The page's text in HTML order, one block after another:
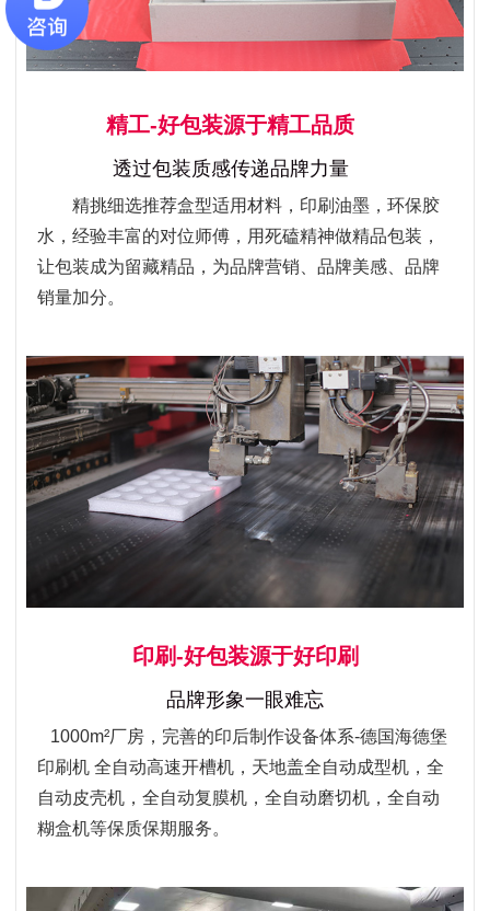
精工-好包装源于精工品质
透过包装质感传递品牌力量
精挑细选推荐盒型适用材料，印刷油墨，环保胶
水，经验丰富的对位师傅，用死磕精神做精品包装，
让包装成为留藏精品，为品牌营销、品牌美感、品牌
销量加分。
印刷-好包装源于好印刷
品牌形象一眼难忘
1000m²厂房，完善的印后制作设备体系-德国海德堡
印刷机 全自动高速开槽机，天地盖全自动成型机，全
自动皮壳机，全自动复膜机，全自动磨切机，全自动
糊盒机等保质保期服务。